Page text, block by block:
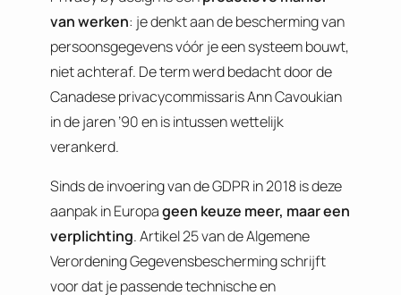
van werken: je denkt aan de bescherming van
persoonsgegevens vóór je een systeem bouwt,
niet achteraf. De term werd bedacht door de
Canadese privacycommissaris Ann Cavoukian
in de jaren ’90 en is intussen wettelijk
verankerd.
Sinds de invoering van de GDPR in 2018 is deze
aanpak in Europageen keuze meer, maar een
verplichting. Artikel 25 van de Algemene
Verordening Gegevensbescherming schrijft
voor dat je passende technische en